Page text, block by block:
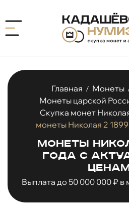
Главная / Монеты
Монеты царской
Скупка монет
монеты Николая 2 1899
Монеты
года с
Выплата до 50 000 000 ₽